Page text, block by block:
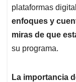
plataformas
enfoques y
miras de que
su programa.
La importancia